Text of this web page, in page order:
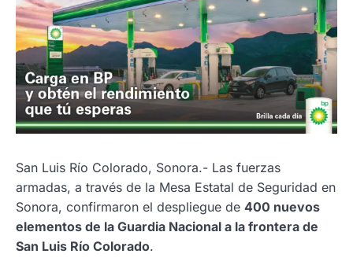
San Luis Río Colorado, Sonora.- Las fuerzas
armadas, a través de la Mesa Estatal de Seguridad en
Sonora, confirmaron el despliegue de 400 nuevos
elementos de la Guardia Nacional a la frontera de
San Luis Río Colorado.